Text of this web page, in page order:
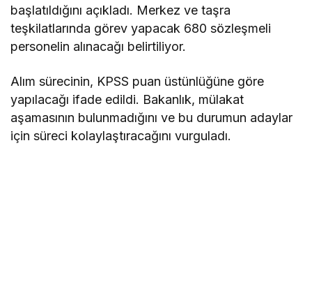
başlatıldığını açıkladı. Merkez ve taşra
teşkilatlarında görev yapacak 680 sözleşmeli
personelin alınacağı belirtiliyor.
Alım sürecinin, KPSS puan üstünlüğüne göre
yapılacağı ifade edildi. Bakanlık, mülakat
aşamasının bulunmadığını ve bu durumun adaylar
için süreci kolaylaştıracağını vurguladı.